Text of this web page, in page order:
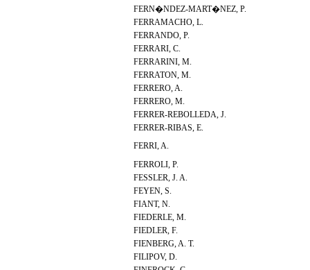
FERN�NDEZ-MART�NEZ, P.
FERRAMACHO, L.
FERRANDO, P.
FERRARI, C.
FERRARINI, M.
FERRATON, M.
FERRERO, A.
FERRERO, M.
FERRER-REBOLLEDA, J.
FERRER-RIBAS, E.
FERRI, A.
FERROLI, P.
FESSLER, J. A.
FEYEN, S.
FIANT, N.
FIEDERLE, M.
FIEDLER, F.
FIENBERG, A. T.
FILIPOV, D.